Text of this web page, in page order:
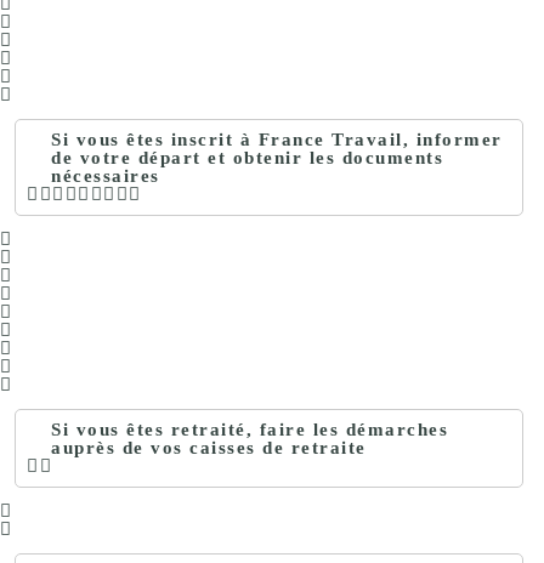
Si vous êtes inscrit à France Travail, informer
de votre départ et obtenir les documents
nécessaires
Si vous êtes retraité, faire les démarches
auprès de vos caisses de retraite